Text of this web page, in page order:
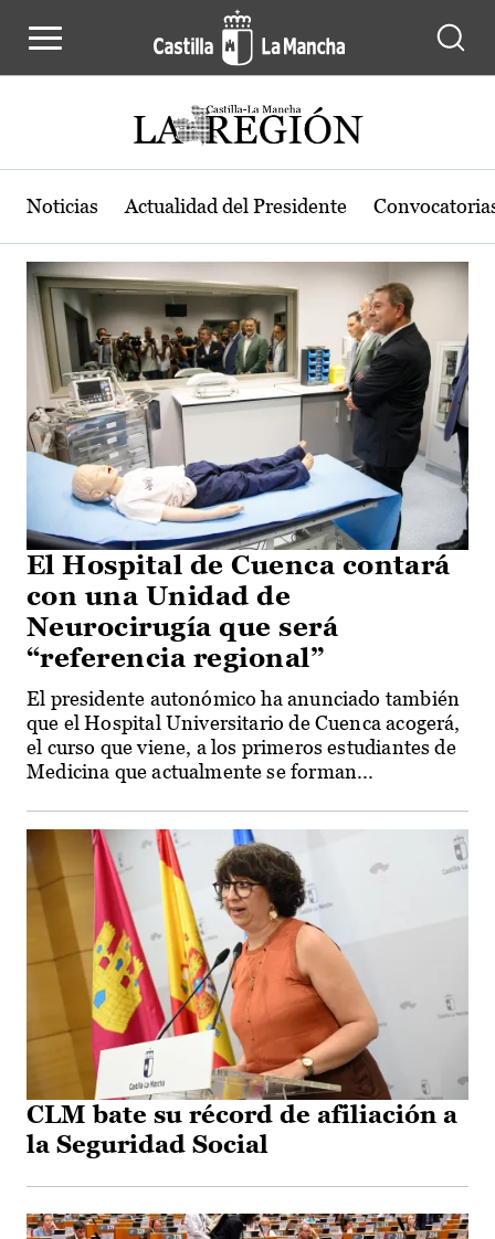
Actualidad de la región de Castilla-
Noticias Actualidad del Presidente
El Hospital de Cuenca contará
con una Unidad de
Neurocirugía que será
“referencia regional”
El presidente autonómico ha anunciado también
que el Hospital Universitario de Cuenca acogerá,
el curso que viene, a los primeros estudiantes de
Medicina que actualmente se forman...
CLM bate su récord de afiliación a
la Seguridad Social